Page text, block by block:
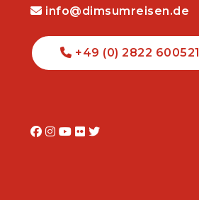
info@dimsumreisen.de
+49 (0) 2822 600521